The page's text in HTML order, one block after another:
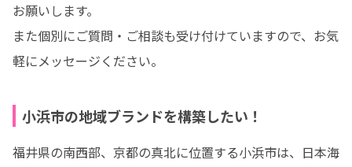
お願いします。
また個別にご質問・ご相談も受け付けていますので、お気
軽にメッセージください。
小浜市の地域ブランドを構築したい！
福井県の南西部、京都の真北に位置する小浜市は、日本海